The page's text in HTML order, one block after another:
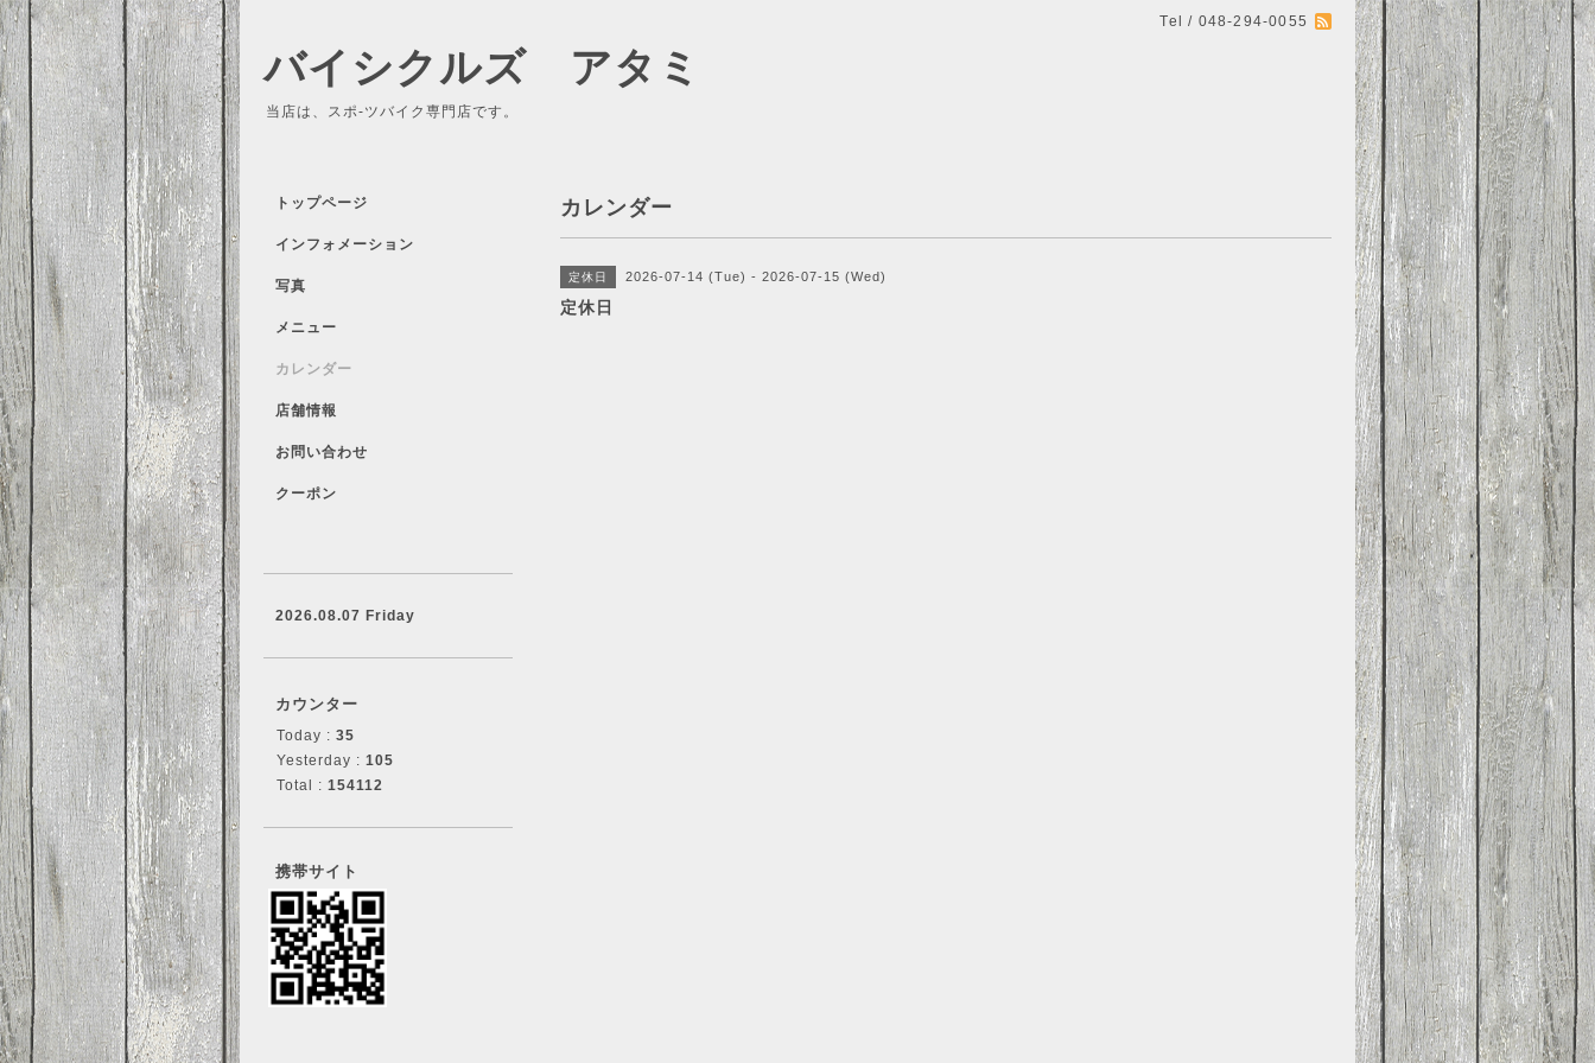
Tel / 048-294-0055
バイシクルズ アタミ
当店は、スポ-ツバイク専門店です。
カレンダー
定休日 2026-07-14 (Tue) - 2026-07-15 (Wed)
定休日
トップページ
インフォメーション
写真
メニュー
カレンダー
店舗情報
お問い合わせ
クーポン
2026.08.07 Friday
カウンター
Today : 35
Yesterday : 105
Total : 154112
携帯サイト